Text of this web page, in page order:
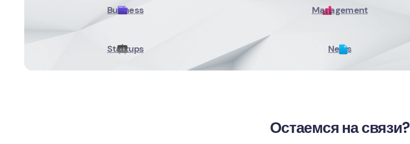
Business Management
Startups News
Остаемся на связи?